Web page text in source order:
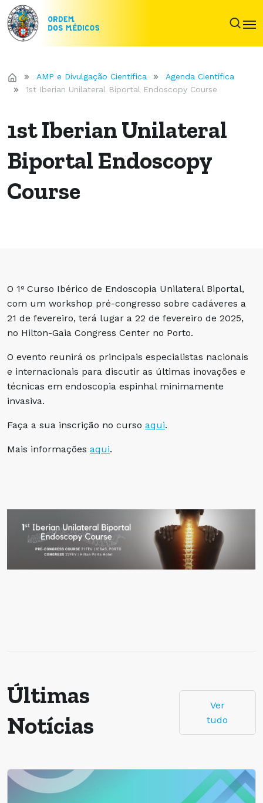
AMP e Divulgação Cientifica
Agenda Científica
1st Iberian Unilateral Biportal Endoscopy Course
1st Iberian Unilateral
Biportal Endoscopy
Course
O 1º Curso Ibérico de Endoscopia Unilateral Biportal,
com um workshop pré-congresso sobre cadáveres a
21 de fevereiro, terá lugar a 22 de fevereiro de 2025,
no Hilton-Gaia Congress Center no Porto.
O evento reunirá os principais especialistas nacionais
e internacionais para discutir as últimas inovações e
técnicas em endoscopia espinhal minimamente
invasiva.
Faça a sua inscrição no curso aqui.
Mais informações aqui.
Últimas
Notícias
Ver
tudo